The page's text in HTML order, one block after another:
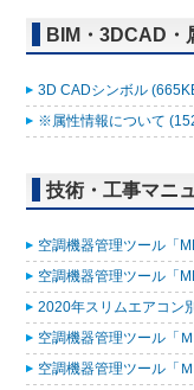
BIM・3DCAD・
3D CADシンボル
※属性情報について
技術・工事マニ
空調機器管理ツール「
空調機器管理ツール「
2020年スリムエアコン
空調機器管理ツール「
空調機器管理ツール「